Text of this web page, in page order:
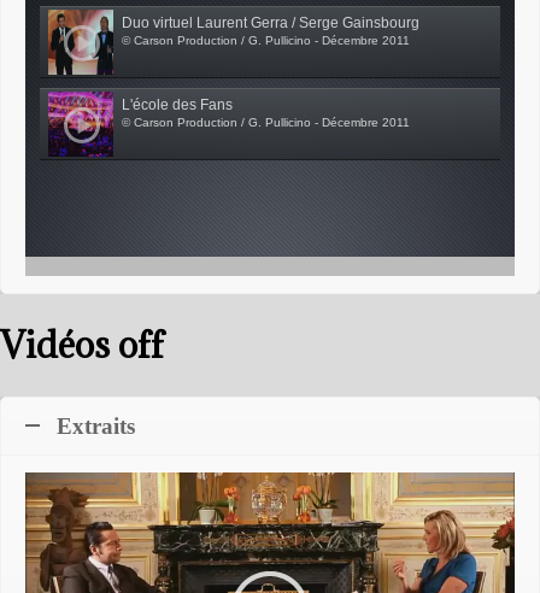
Duo virtuel Laurent Gerra / Serge Gainsbourg
© Carson Production / G. Pullicino - Décembre 2011
L'école des Fans
© Carson Production / G. Pullicino - Décembre 2011
Vidéos off
Extraits